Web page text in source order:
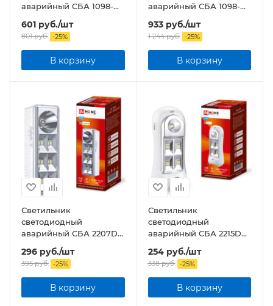
аварийный СБА 1098-
60DC 60 LED 2.0Ah
lithium battery DC
601 руб./шт
801руб. -25%
В корзину
аварийный СБА 1098-
90DC 90 LED 2.2Ah
lithium battery DC
933руб./шт
1 244руб. -25%
В корзину
Светильник
светодиодный
аварийный СБА 2207DC
6+1LED 1.0Ah lithium
battery DC
296 руб./шт
395руб. -25%
В корзину
Светильник
светодиодный
аварийный СБА 2215DC
4+1LED 600mAh lithium
battery DC
254руб./шт
338руб. -25%
В корзину